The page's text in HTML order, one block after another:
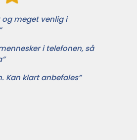
og meget venlig i
i telefonen, så
Kan klart anbefales”